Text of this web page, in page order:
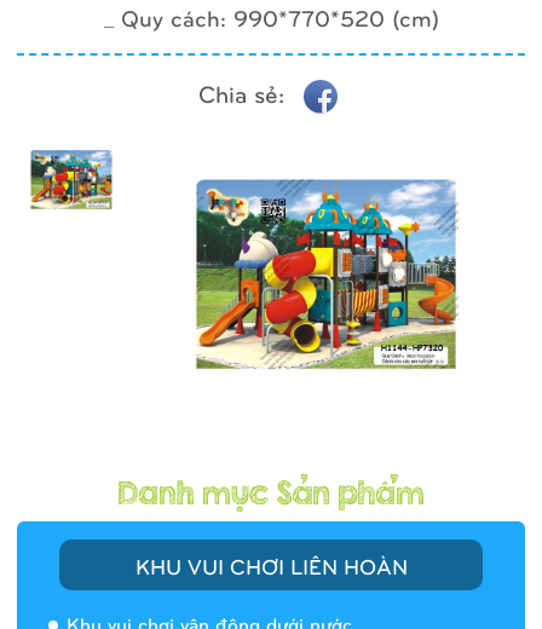
KHU VUI CHƠI LIÊN HOÀN
Khu vui chơi vận động dưới nước
_ Quy cách: 990*770*520 (cm)
Chia sẻ: